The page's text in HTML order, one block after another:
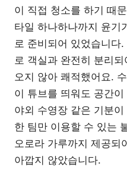
이 직접 청소를 하기 때
타일 하나하나까지 윤기
로 준비되어 있었습니다
로 객실과 완전히 분리
오지 않아 쾌적했어요.
이 튜브를 띄워도 공간
야외 수영장 같은 기분
한 팀만 이용할 수 있는
오로라 가루까지 제공되
아깝지 않았습니다.